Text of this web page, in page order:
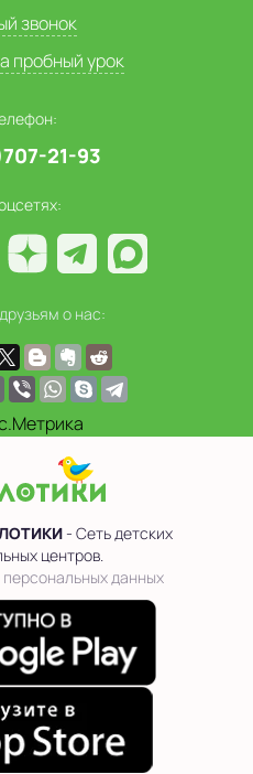
звонок
пробный урок
21-93
о нас:
- Сеть детских
центров.
данных